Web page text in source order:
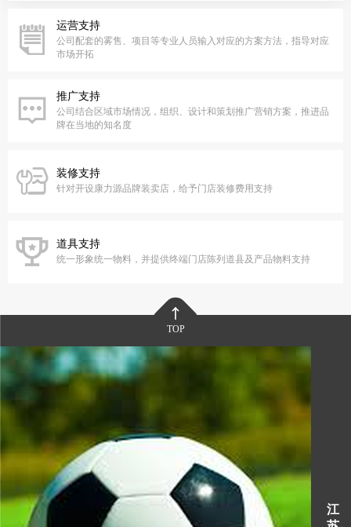
运营支持
公司配套的雾售、项目等专业人员输入对应的方案方法，指导对应
市场开拓
推广支持
公司结合区域市场情况，组织、设计和策划推广营销方案，推进品
牌在当地的知名度
装修支持
针对开设康力源品牌装卖店，给予门店装修费用支持
道具支持
统一形象统一物料，并提供终端门店陈列道县及产品物料支持
TOP
江